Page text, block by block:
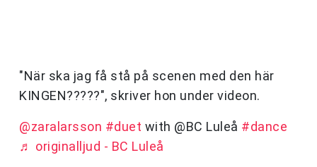
"När ska jag få stå på scenen med den här
KINGEN?????", skriver hon under videon.
@zaralarsson #duet with @BC Luleå #dance
♬ originalljud - BC Luleå